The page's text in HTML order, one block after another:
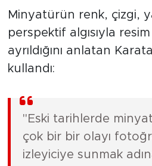
Minyatürün renk, çizgi,
perspektif algısıyla
ayrıldığını anlatan
kullandı:
"Eski tarihlerde
çok bir bir olayı
izleyiciye sunmak